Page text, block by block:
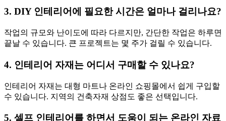
3. DIY 인테리어에 필요한 시간은 얼마나 걸리나요?
작업의 규모와 난이도에 따라 다르지만, 간단한 작업은 하루면
끝날 수 있습니다. 큰 프로젝트는 몇 주가 걸릴 수 있습니다.
4. 인테리어 자재는 어디서 구매할 수 있나요?
인테리어 자재는 대형 마트나 온라인 쇼핑몰에서 쉽게 구입할
수 있습니다. 지역의 건축자재 상점도 좋은 선택입니다.
5. 셀프 인테리어를 하면서 도움이 되는 온라인 자료